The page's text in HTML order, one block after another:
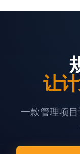
让
一款管理项